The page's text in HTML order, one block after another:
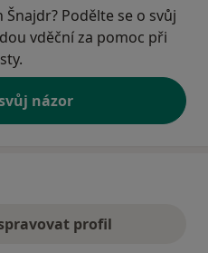
Šnajdr? Podělte se o svůj
vděční za pomoc při
názor
profil